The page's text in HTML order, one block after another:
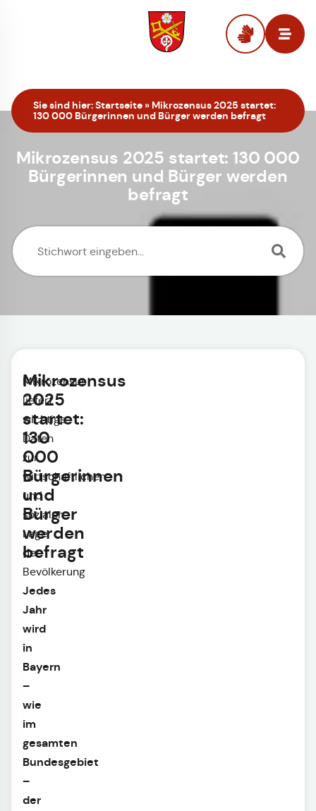
Sie sind hier:Startseite » Mikrozensus 2025 startet:
130 000 Bürgerinnen und Bürger werden befragt
Mikrozensus 2025 startet: 130 000
Bürgerinnen und Bürger werden
befragt
Mikrozensus
2025
startet:
130
000
Bürgerinnen
und
Bürger
werden
befragt
Mikrozensus
liefert
wichtige
Daten
zur
wirtschaftlichen
und
sozialen
Lage
der
Bevölkerung
Jedes
Jahr
wird
in
Bayern
–
wie
im
gesamten
Bundesgebiet
–
der